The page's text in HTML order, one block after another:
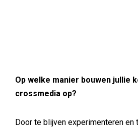
Op welke manier bouwen jullie
crossmedia op?
Door te blijven experimenteren en